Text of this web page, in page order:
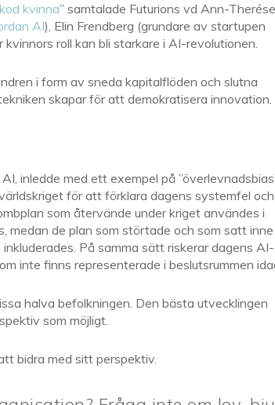
kvinna” samtalade Futurions vd Ann-Therése
AI), Elin Frendberg (grundare av startupen
kvinnors roll kan bli starkare i AI-revolutionen.
i form av sneda kapitalflöden och slutna
skapar för att demokratisera innovation.
inledde med ett exempel på
för att förklara dagens systemfel och
som återvände under kriget användes i
medan de plan som störtade och som satt inne
På samma sätt riskerar dagens AI-
inte finns representerade i beslutsrummen
halva befolkningen. Den bästa utvecklingen
som möjligt.
bidra med sitt perspektiv.